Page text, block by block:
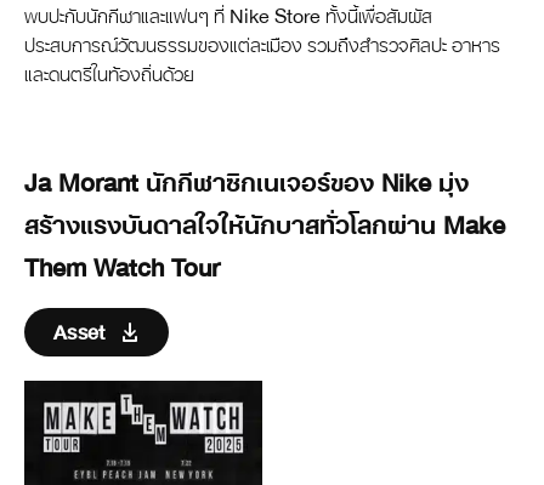
พบปะกับนักกีฬาและแฟนๆ ที่ Nike Store ทั้งนี้เพื่อสัมผัส
ประสบการณ์วัฒนธรรมของแต่ละเมือง รวมถึงสำรวจศิลปะ อาหาร
และดนตรีในท้องถิ่นด้วย
Ja Morant นักกีฬาซิกเนเจอร์ของ Nike มุ่ง
สร้างแรงบันดาลใจให้นักบาสทั่วโลกผ่าน Make
Them Watch Tour
Asset